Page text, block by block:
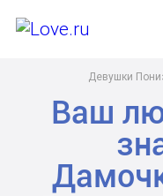
Девушки
Ваш